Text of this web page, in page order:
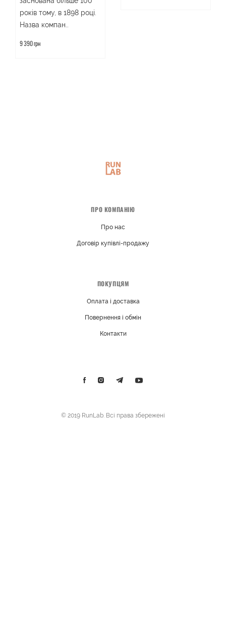
років тому, в 1898 році.
Назва компан..
9 390 грн
ПРО КОМПАНІЮ
Про нас
Договір купівлі-продажу
ПОКУПЦЯМ
Оплата і доставка
Повернення і обмін
Контакти
© 2019 RunLab. Всі права збережені